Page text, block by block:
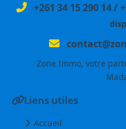
+261 34 15 290 14/
Zone Immo, votre
Liens utiles
Accueil